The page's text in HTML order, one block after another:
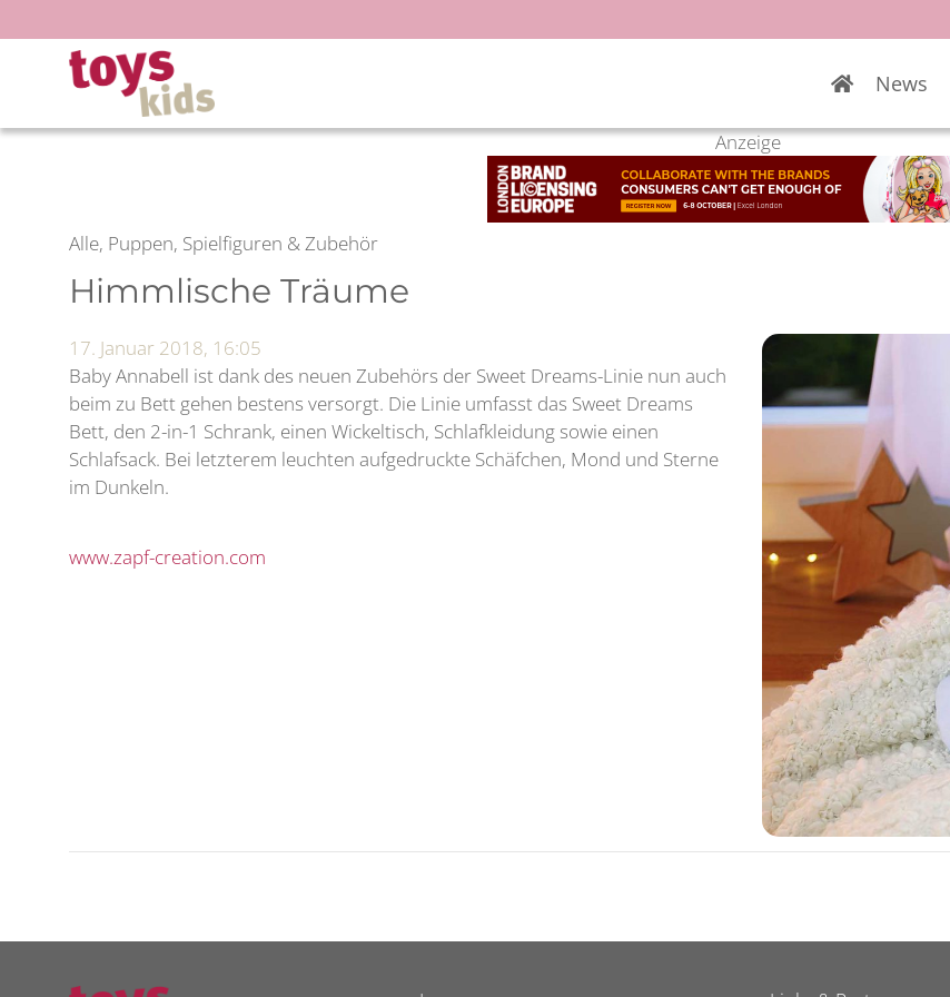
Inhalt
springen
News
Anzeige
Alle, Puppen, Spielfiguren & Zubehör
Himmlische Träume
17. Januar 2018, 16:05
Baby Annabell ist dank des neuen Zubehörs der Sweet Dreams-Linie nun auch
beim zu Bett gehen bestens versorgt. Die Linie umfasst das Sweet Dreams
Bett, den 2-in-1 Schrank, einen Wickeltisch, Schlafkleidung sowie einen
Schlafsack. Bei letzterem leuchten aufgedruckte Schäfchen, Mond und Sterne
im Dunkeln.
www.zapf-creation.com